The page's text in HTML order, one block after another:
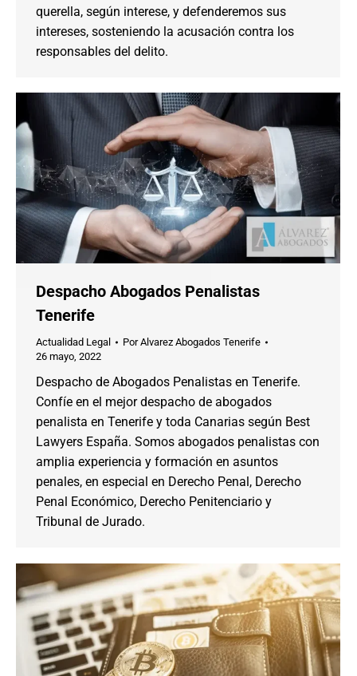
querella, según interese, y defenderemos sus
intereses, sosteniendo la acusación contra los
responsables del delito.
Despacho Abogados Penalistas
Tenerife
Actualidad Legal PorAlvarez Abogados Tenerife
26 mayo, 2022
Despacho de Abogados Penalistas en Tenerife.
Confíe en el mejor despacho de abogados
penalista en Tenerife y toda Canarias según Best
Lawyers España. Somos abogados penalistas con
amplia experiencia y formación en asuntos
penales, en especial en Derecho Penal, Derecho
Penal Económico, Derecho Penitenciario y
Tribunal de Jurado.